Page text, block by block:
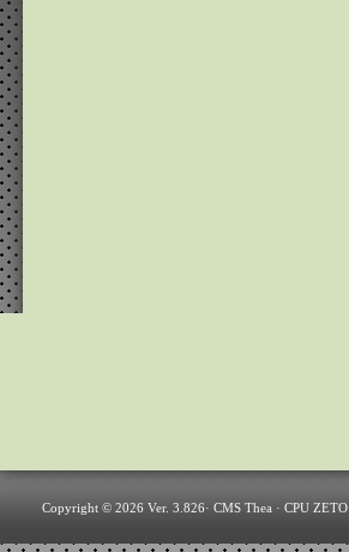
Copyright © 2026 Ver. 3.826· CMS Thea · CPU ZETO